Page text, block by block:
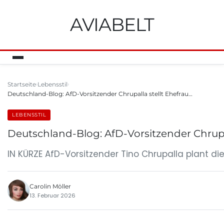
AVIABELT
Startseite Lebensstil
Deutschland-Blog: AfD-Vorsitzender Chrupalla stellt Ehefrau…
LEBENSSTIL
Deutschland-Blog: AfD-Vorsitzender
IN KÜRZE AfD-Vorsitzender Tino Chrupalla plant
Carolin Möller
13. Februar 2026